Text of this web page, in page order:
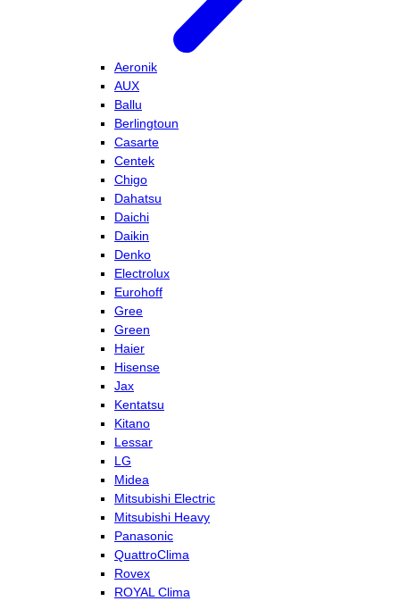
Aeronik
AUX
Ballu
Berlingtoun
Casarte
Centek
Chigo
Dahatsu
Daichi
Daikin
Denko
Electrolux
Eurohoff
Gree
Green
Haier
Hisense
Jax
Kentatsu
Kitano
Lessar
LG
Midea
Mitsubishi Electric
Mitsubishi Heavy
Panasonic
QuattroClima
Rovex
ROYAL Clima